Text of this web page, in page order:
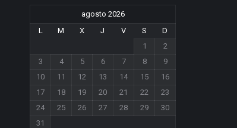
agosto 2026
L
M X J V S
D
1
2
3
4 5 6 7 8
9
10
11 12 13 14 15
16
17
18 19 20 21 22
23
24
25 26 27 28 29
30
31